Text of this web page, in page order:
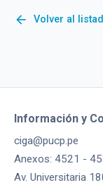
arrow_back Volver al
Información y
ciga@pucp.pe
Anexos: 4521 -
Av. Universitaria